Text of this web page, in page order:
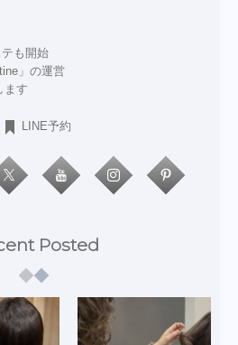
も開始
」の運営
ます
LINE予約
Posted